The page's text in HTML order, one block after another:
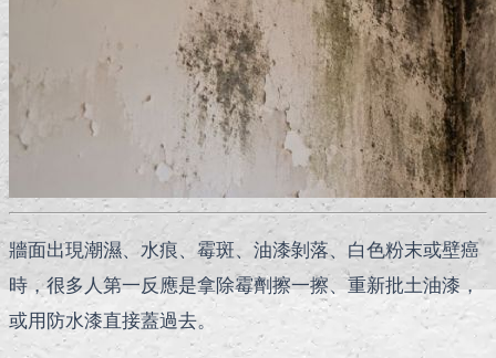
牆面出現潮濕、水痕、霉斑、油漆剝落、白色粉末或壁癌
時，很多人第一反應是拿除霉劑擦一擦、重新批土油漆，
或用防水漆直接蓋過去。